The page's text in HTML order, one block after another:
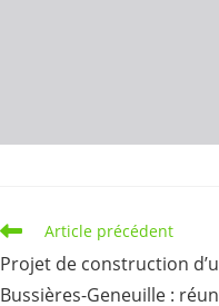
Read
articles
Article précédent
Projet de construction
Bussières-Geneuille :